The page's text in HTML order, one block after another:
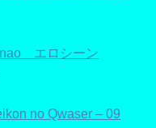
エロシーン
no Qwaser – 09